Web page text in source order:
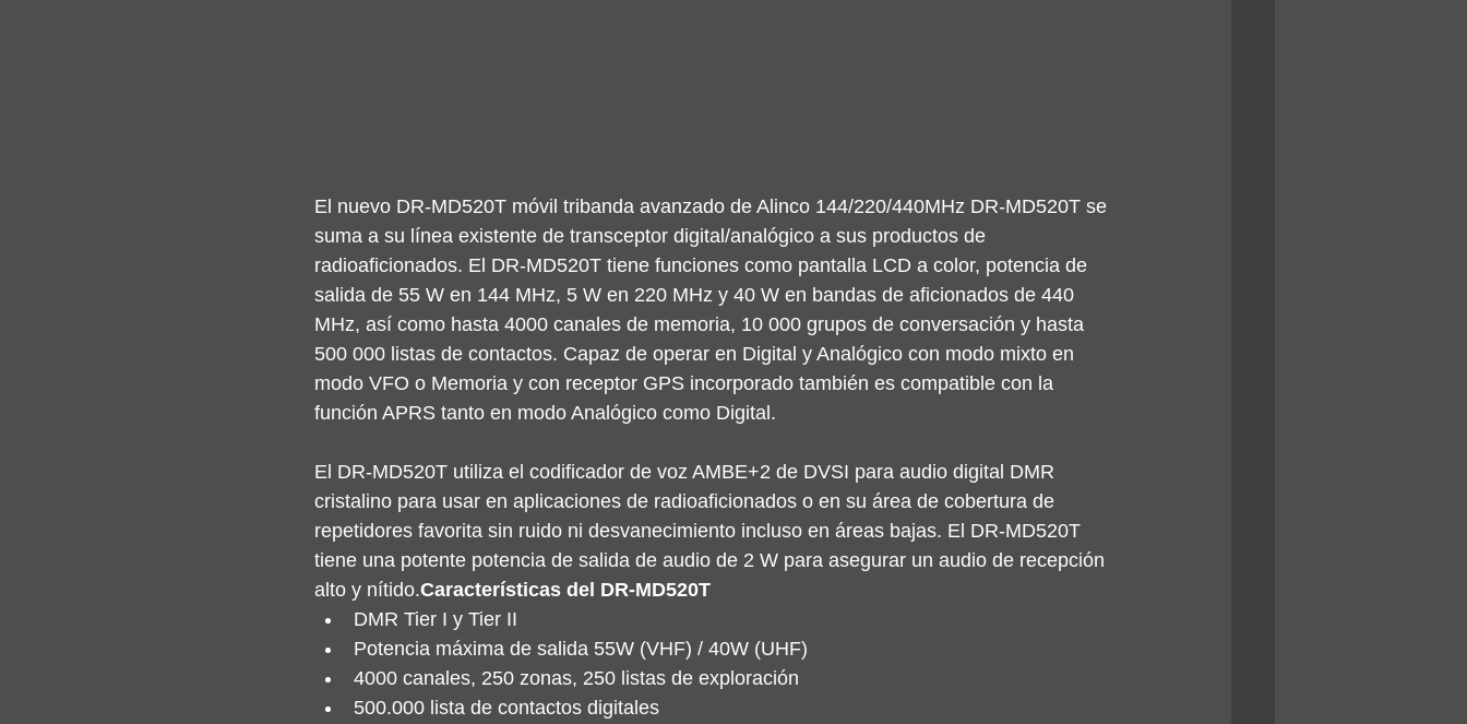
El nuevo DR-MD520T móvil tribanda avanzado de Alinco 144/220/440MHz DR-MD520T se
suma a su línea existente de transceptor digital/analógico a sus productos de
radioaficionados. El DR-MD520T tiene funciones como pantalla LCD a color, potencia de
salida de 55 W en 144 MHz, 5 W en 220 MHz y 40 W en bandas de aficionados de 440
MHz, así como hasta 4000 canales de memoria, 10 000 grupos de conversación y hasta
500 000 listas de contactos. Capaz de operar en Digital y Analógico con modo mixto en
modo VFO o Memoria y con receptor GPS incorporado también es compatible con la
función APRS tanto en modo Analógico como Digital.
El DR-MD520T utiliza el codificador de voz AMBE+2 de DVSI para audio digital DMR
cristalino para usar en aplicaciones de radioaficionados o en su área de cobertura de
repetidores favorita sin ruido ni desvanecimiento incluso en áreas bajas. El DR-MD520T
tiene una potente potencia de salida de audio de 2 W para asegurar un audio de recepción
alto y nítido.Características del DR-MD520T
DMR Tier I y Tier II
Potencia máxima de salida 55W (VHF) / 40W (UHF)
4000 canales, 250 zonas, 250 listas de exploración
500.000 lista de contactos digitales